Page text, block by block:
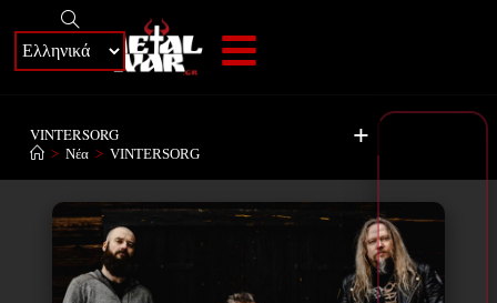
+
VINTERSORG
> Νέα > VINTERSORG